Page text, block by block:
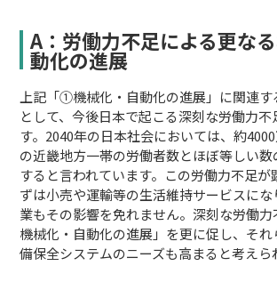
A：労働力不足による更な
動化の進展
上記「①機械化・自動化の進展」に関連す
として、今後日本で起こる深刻な労働力不
す。2040年の日本社会においては、約
の近畿地方一帯の労働者数とほぼ等しい
すると言われています。この労働力不足が
ずは小売や運輸等の生活維持サービスに
業もその影響を免れません。深刻な労働
機械化・自動化の進展」を更に促し、そ
備保全システムのニーズも高まると考えら